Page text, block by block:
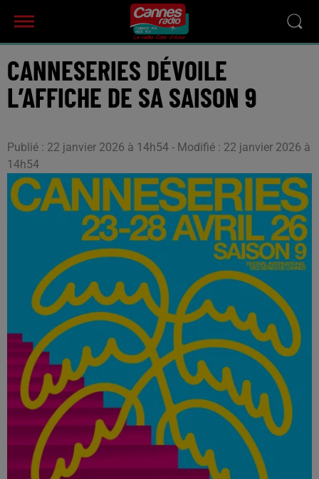
CANNESERIES DÉVOILE
L’AFFICHE DE SA SAISON 9
Publié : 22 janvier 2026 à 14h54 - Modifié : 22 janvier 2026 à
14h54